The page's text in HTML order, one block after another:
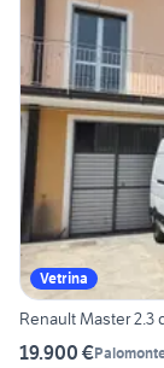
Vetrina
Renault Master 2.3
19.900 €